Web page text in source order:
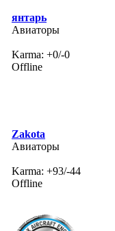
янтарь
Авиаторы
Karma: +0/-0
Offline
Zakota
Авиаторы
Karma: +93/-44
Offline